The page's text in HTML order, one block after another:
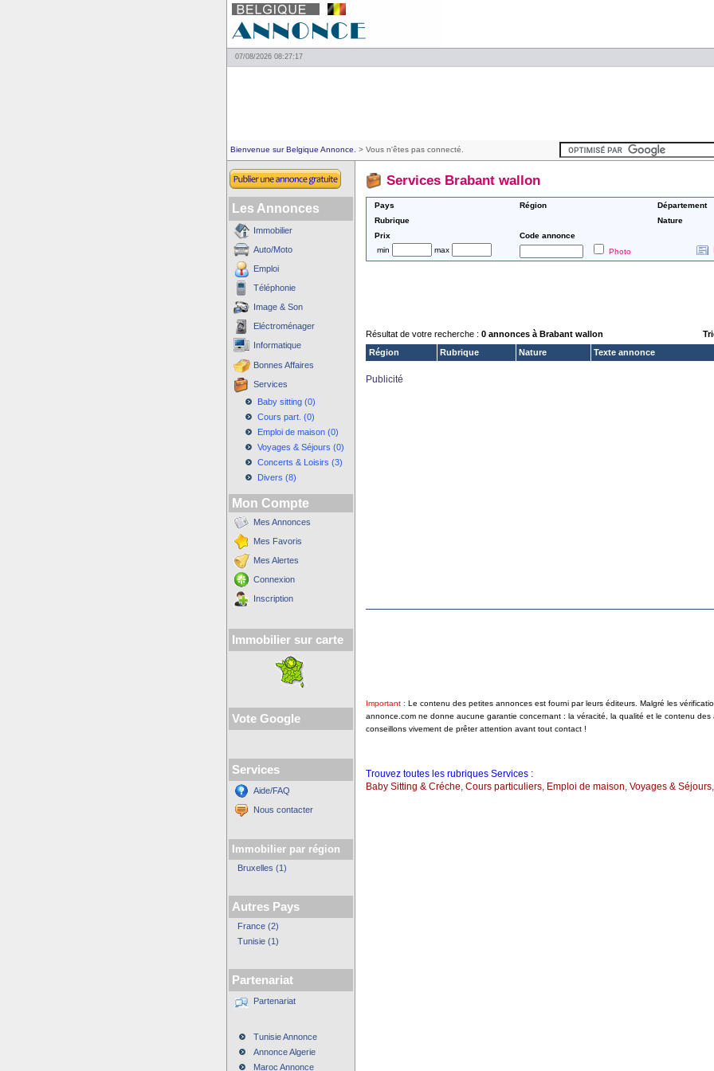
07/08/2026 08:27:17
Bienvenue sur Belgique Annonce. > Vous n'êtes pas connecté.
Les Annonces
Immobilier
Auto/Moto
Emploi
Téléphonie
Image & Son
Eléctroménager
Informatique
Bonnes Affaires
Services
Baby sitting (0)
Cours part. (0)
Emploi de maison (0)
Voyages & Séjours (0)
Concerts & Loisirs (3)
Divers (8)
Mon Compte
Mes Annonces
Mes Favoris
Mes Alertes
Connexion
Inscription
Immobilier sur carte
Vote Google
Services
Aide/FAQ
Nous contacter
Immobilier par région
Bruxelles (1)
Autres Pays
France (2)
Tunisie (1)
Partenariat
Partenariat
Tunisie Annonce
Annonce Algerie
Maroc Annonce
Services Brabant wallon
Pays Région Département
Rubrique
Nature
Prix
Code annonce
min
max Photo
Résultat de votre recherche : 0 annonces à Brabant wallon
Région
Rubrique Nature Texte annonce
Publicité
Important : Le contenu des petites annonces est fourni par leurs éditeurs. Malgré les
annonce.com ne donne aucune garantie concernant : la véracité, la qualité et le contenu des
conseillons vivement de prêter attention avant tout contact !
Trouvez toutes les rubriques Services :
Baby Sitting & Créche, Cours particuliers, Emploi de maison, Voyages & Séjours,